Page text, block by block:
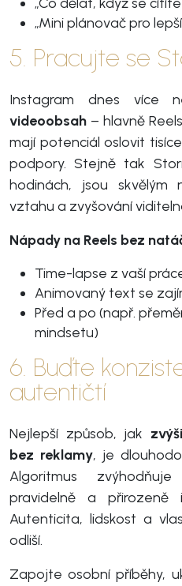
„Mini plánovač pro
5. Pracujte se
Instagram dnes více
videoobsah – hlavně
mají potenciál oslovit
podpory. Stejně tak
hodinách, jsou skvělým
vztahu a zvyšování
Nápady na Reels bez
Time-lapse z vaší
Animovaný text se
Před a po (např.
mindsetu)
6. Buďte
autentičtí
Nejlepší způsob, jak
bez reklamy, je
Algoritmus
pravidelně a přirozeně
Autenticita, lidskost a
odliší.
Zapojte osobní příběhy,